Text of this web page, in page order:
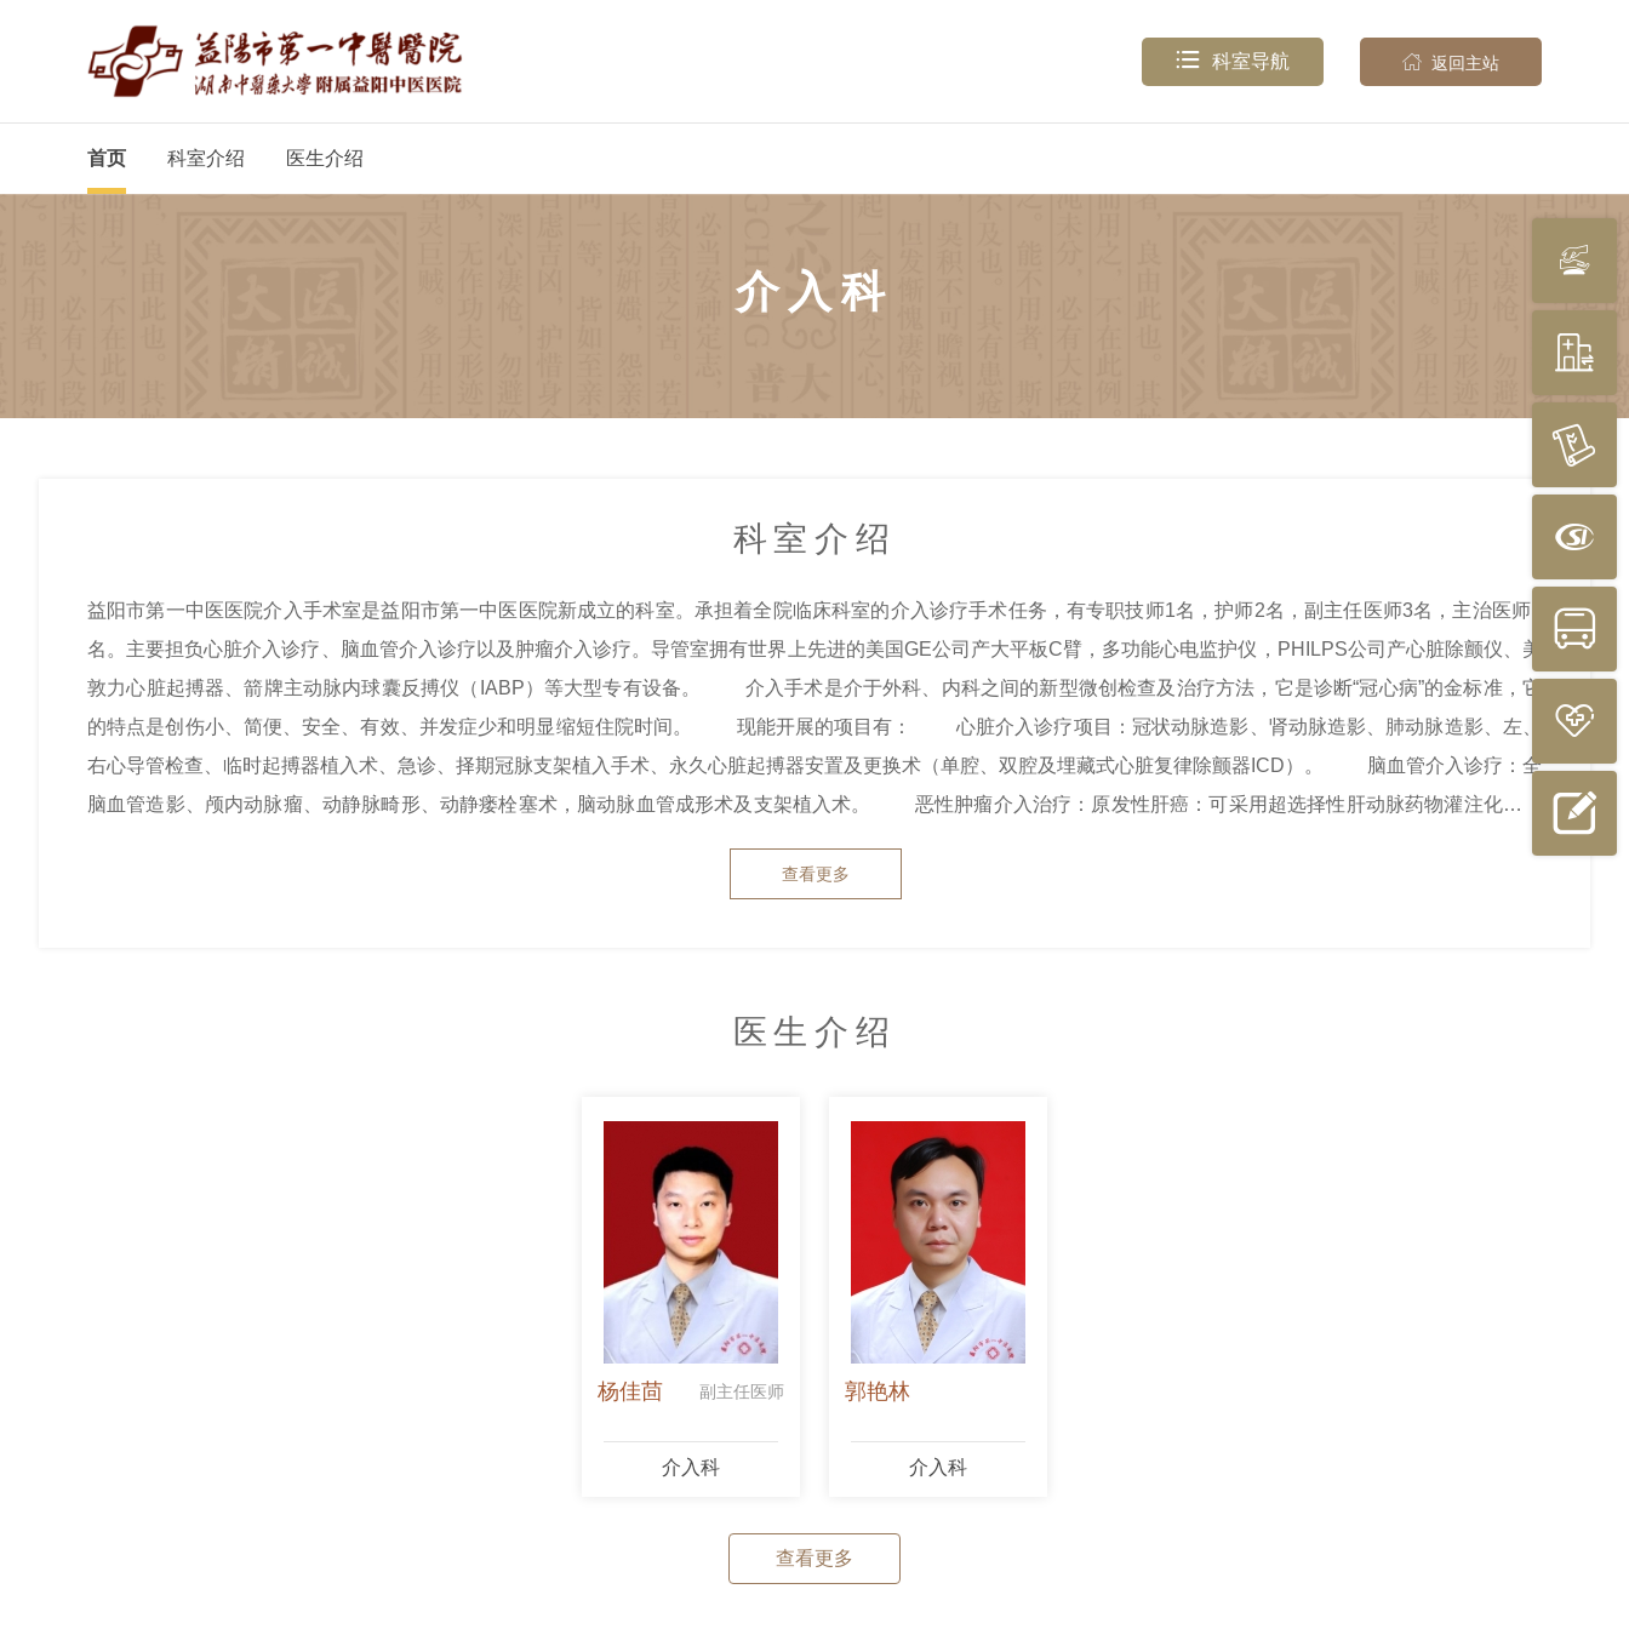
 返回主站
 科室导航
首页 科室介绍 医生介绍
介入科
科室介绍
益阳市第一中医医院介入手术室是益阳市第一中医医院新成立的科室。承担着全院临床科室的介入诊疗手术任务，有专职技师1名，护师2名，副主任医师3名，主治医师1
名。主要担负心脏介入诊疗、脑血管介入诊疗以及肿瘤介入诊疗。导管室拥有世界上先进的美国GE公司产大平板C臂，多功能心电监护仪，PHILPS公司产心脏除颤仪、美
敦力心脏起搏器、箭牌主动脉内球囊反搏仪（IABP）等大型专有设备。 介入手术是介于外科、内科之间的新型微创检查及治疗方法，它是诊断“冠心病”的金标准，它
的特点是创伤小、简便、安全、有效、并发症少和明显缩短住院时间。 现能开展的项目有： 心脏介入诊疗项目：冠状动脉造影、肾动脉造影、肺动脉造影、左、
右心导管检查、临时起搏器植入术、急诊、择期冠脉支架植入手术、永久心脏起搏器安置及更换术（单腔、双腔及埋藏式心脏复律除颤器ICD）。 脑血管介入诊疗：全
脑血管造影、颅内动脉瘤、动静脉畸形、动静瘘栓塞术，脑动脉血管成形术及支架植入术。 恶性肿瘤介入治疗：原发性肝癌：可采用超选择性肝动脉药物灌注化疗及
塞，下肢动脉硬化闭塞等疾病的介入治疗。 益阳市第一中医医院介入手术室将奉行“病人至上的原则”，建立24小时无障碍“绿色通道”，为“胸痛”病人，特别是“急性心肌
查看更多
医生介绍
杨佳茴 副主任医师
介入科
郭艳林
介入科
查看更多






